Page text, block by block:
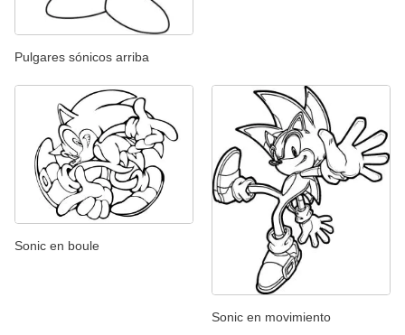
Pulgares sónicos arriba
Sonic en boule
Sonic en movimiento